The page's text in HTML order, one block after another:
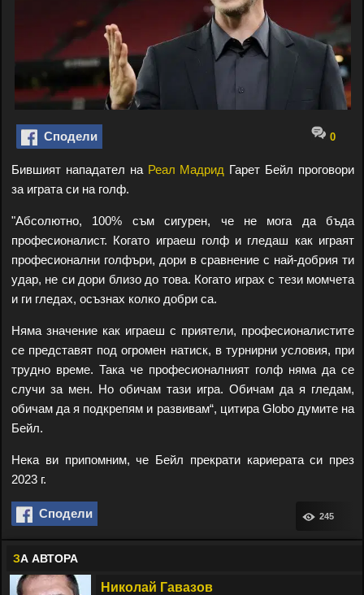
Сподели 0
Бившият нападател на Реал Мадрид Гарет Бейл проговори
за играта си на голф.
"Абсолютно, 100% съм сигурен, че не мога да бъда
професионалист. Когато играеш голф и гледаш как играят
професионални голфъри, дори в сравнение с най-добрия ти
удар, не си дори близо до това. Когато играх с тези момчета
и ги гледах, осъзнах колко добри са.
Няма значение как играеш с приятели, професионалистите
се представят под огромен натиск, в турнирни условия, при
трудно време. Така че професионалният голф няма да се
случи за мен. Но обичам тази игра. Обичам да я гледам,
обичам да я подкрепям и развивам“, цитира Globo думите на
Бейл.
Нека ви припомним, че Бейл прекрати кариерата си през
2023 г.
Сподели 245
ЗА АВТОРА
Николай Гавазов